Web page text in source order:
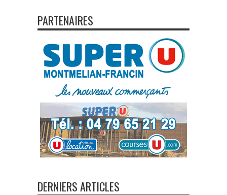
PARTENAIRES
DERNIERS ARTICLES